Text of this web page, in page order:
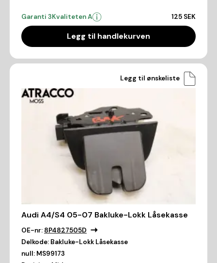
Garanti 3Kvaliteten A 125 SEK
Legg til handlekurven
Legg til ønskeliste
Audi A4/S4 05-07 Bakluke-Lokk Låsekasse
OE-nr: 8P4827505D
Delkode: Bakluke-Lokk Låsekasse
null: MS99173